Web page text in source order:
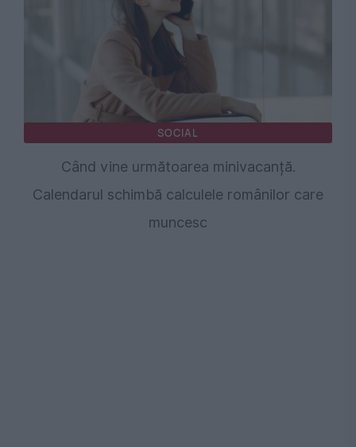
SOCIAL
Când vine următoarea minivacanță.
Calendarul schimbă calculele românilor care
muncesc